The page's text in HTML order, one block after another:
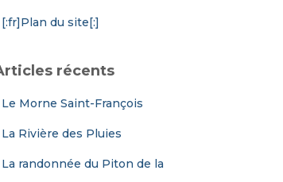
[:fr]Plan du site[:]
récents
Le Morne Saint-François
La Rivière des Pluies
La randonnée du Piton de la